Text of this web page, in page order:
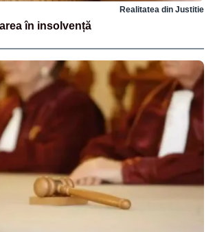
Realitatea din Justitie
în insolvență